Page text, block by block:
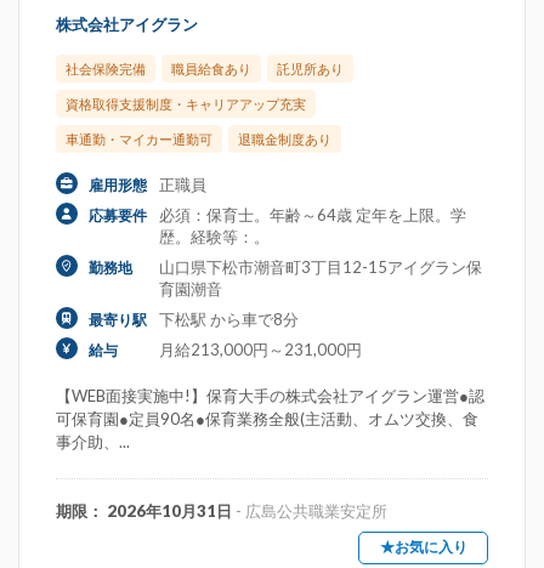
株式会社アイグラン
社会保険完備 職員給食あり 託児所あり
資格取得支援制度・キャリアアップ充実
車通勤・マイカー通勤可 退職金制度あり
雇用形態 正職員
応募要件
必須：保育士。年齢～64歳 定年を上限。学
歴。経験等：。
勤務地
山口県下松市潮音町3丁目12-15アイグラン保
育園潮音
最寄り駅 下松駅 から車で8分
給与 月給213,000円～231,000円
【WEB面接実施中!】保育大手の株式会社アイグラン運営●認
可保育園●定員90名●保育業務全般(主活動、オムツ交換、食
事介助、...
期限： 2026年10月31日 - 広島公共職業安定所
★お気に入り